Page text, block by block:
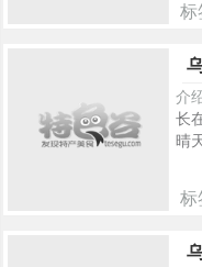
标
介
长
晴
标